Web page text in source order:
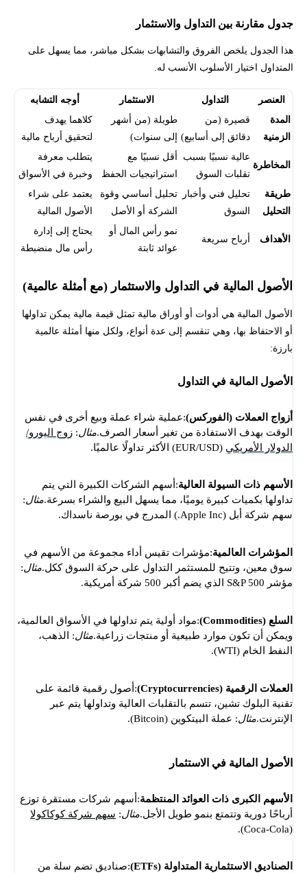
جدول مقارنة بين التداول والاستثمار
هذا الجدول يلخص الفروق والتشابهات بشكل مباشر، مما يسهل على
المتداول اختيار الأسلوب الأنسب له.
العنصر التداول الاستثمار
أوجه التشابه
المدة
الزمنية
قصيرة (من
دقائق إلى أسابيع)
طويلة (من أشهر
إلى سنوات)
كلاهما يهدف
لتحقيق أرباح مالية
المخاطرة
عالية نسبيًا بسبب
تقلبات السوق
أقل نسبيًا مع
استراتيجيات الحفظ
يتطلب معرفة
وخبرة في الأسواق
طريقة
التحليل
تحليل فني وأخبار
السوق
تحليل أساسي وقوة
الشركة أو الأصل
يعتمد على شراء
الأصول المالية
الأهداف أرباح سريعة
نمو رأس المال أو
عوائد ثابتة
يحتاج إلى إدارة
رأس مال منضبطة
الأصول المالية في التداول والاستثمار (مع أمثلة عالمية)
الأصول المالية هي أدوات أو أوراق مالية تمثل قيمة مالية يمكن تداولها
أو الاحتفاظ بها، وهي تنقسم إلى عدة أنواع، ولكل منها أمثلة عالمية
بارزة:
الأصول المالية في التداول
أزواج العملات (الفوركس):عملية شراء عملة وبيع أخرى في نفس
الوقت بهدف الاستفادة من تغير أسعار الصرف.مثال: زوج اليورو/
الدولار الأمريكي (EUR/USD) الأكثر تداولًا عالميًا.
الأسهم ذات السيولة العالية:أسهم الشركات الكبيرة التي يتم
تداولها بكميات كبيرة يوميًا، مما يسهل البيع والشراء بسرعة.مثال:
سهم شركة أبل (Apple Inc.) المدرج في بورصة ناسداك.
المؤشرات العالمية:مؤشرات تقيس أداء مجموعة من الأسهم في
سوق معين، وتتيح للمستثمر التداول على حركة السوق ككل.مثال:
مؤشر S&P 500 الذي يضم أكبر 500 شركة أمريكية.
السلع (Commodities)
:مواد أولية يتم تداولها في الأسواق العالمية،
ويمكن أن تكون موارد طبيعية أو منتجات زراعية.مثال: الذهب،
النفط الخام (WTI).
العملات الرقمية (Cryptocurrencies)
:أصول رقمية قائمة على
تقنية البلوك تشين، تتسم بالتقلبات العالية وتداولها يتم عبر
الإنترنت.مثال: عملة البيتكوين (Bitcoin).
الأصول المالية في الاستثمار
الأسهم الكبرى ذات العوائد المنتظمة:أسهم شركات مستقرة توزع
أرباحًا دورية وتتمتع بنمو طويل الأجل.مثال: سهم شركة كوكاكولا
(Coca-Cola).
الصناديق الاستثمارية المتداولة (ETFs)
:صناديق تضم سلة من